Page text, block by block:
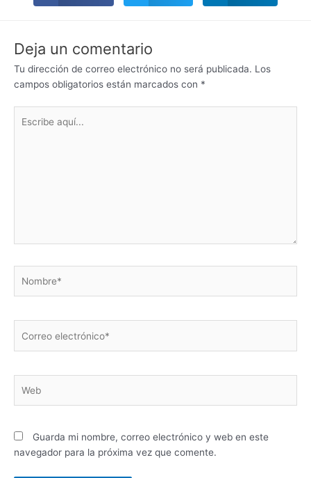
Deja un comentario
Tu dirección de correo electrónico no será publicada. Los
campos obligatorios están marcados con *
aquí...
electrónico*
Guarda mi nombre, correo electrónico y web en este
navegador para la próxima vez que comente.